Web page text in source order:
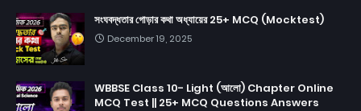
সংঘবদ্ধতার গোড়ার কথা অধ্যায়ের 25+ MCQ (Mocktest)
December 19, 2025
WBBSE Class 10- Light (আলো) Chapter Online
MCQ Test || 25+ MCQ Questions Answers